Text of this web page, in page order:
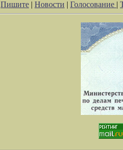
Пишите | Новости | Голосование |